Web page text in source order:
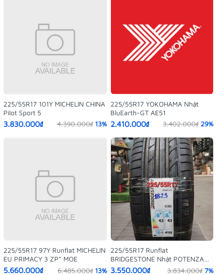
225/55R17 101Y MICHELIN CHINA
Pilot Sport 5
3.830.000₫ 4.390.000₫ 13%
225/55R17 YOKOHAMA Nhật
BluEarth-GT AE51
2.410.000₫ 3.402.000₫ 29%
225/55R17 97Y Runflat MICHELIN
EU PRIMACY 3 ZP* MOE
5.660.000₫ 6.485.000₫ 13%
225/55R17 Runflat
BRIDGESTONE Nhật POTENZA
S001
3.550.000₫ 3.834.000₫ 7%